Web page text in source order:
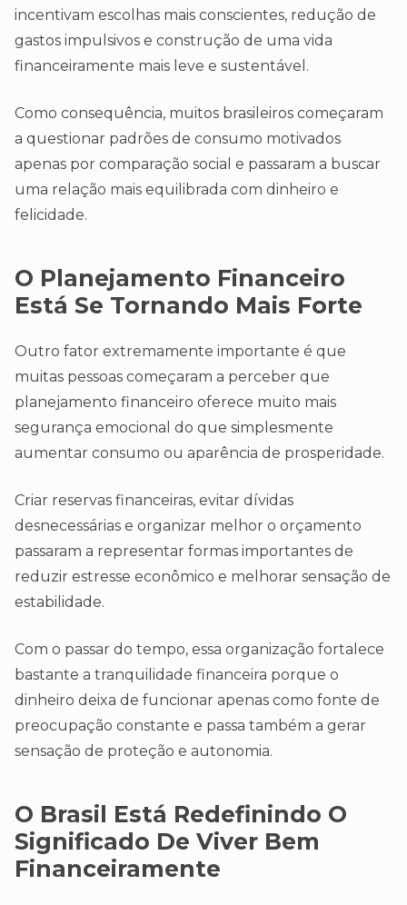
incentivam escolhas mais conscientes, redução de
gastos impulsivos e construção de uma vida
financeiramente mais leve e sustentável.
Como consequência, muitos brasileiros começaram
a questionar padrões de consumo motivados
apenas por comparação social e passaram a buscar
uma relação mais equilibrada com dinheiro e
felicidade.
O Planejamento Financeiro
Está Se Tornando Mais Forte
Outro fator extremamente importante é que
muitas pessoas começaram a perceber que
planejamento financeiro oferece muito mais
segurança emocional do que simplesmente
aumentar consumo ou aparência de prosperidade.
Criar reservas financeiras, evitar dívidas
desnecessárias e organizar melhor o orçamento
passaram a representar formas importantes de
reduzir estresse econômico e melhorar sensação de
estabilidade.
Com o passar do tempo, essa organização fortalece
bastante a tranquilidade financeira porque o
dinheiro deixa de funcionar apenas como fonte de
preocupação constante e passa também a gerar
sensação de proteção e autonomia.
O Brasil Está Redefinindo O
Significado De Viver Bem
Financeiramente